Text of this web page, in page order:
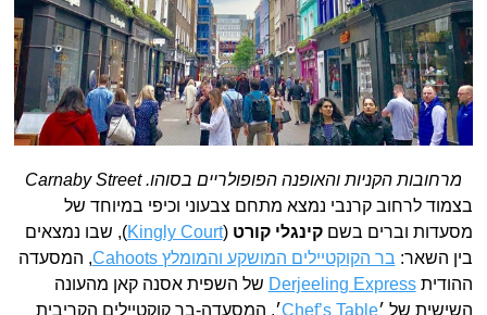
מרחובות הקניות והאופנה הפופולריים בסוהו. Carnaby Street
בצמוד לרחוב קרנבי נמצא מתחם צבעוני וכיפי במיוחד של
מסעדות וברים בשםקינגלי קורט (
Kingly Court), שבו נמצאים
בין השאר: בר הקוקטיילים המושקע והמומלץ Cahoots
, המסעדה
ההודיתDerjeeling Express של השפית אסנה קאן מהעונה
השישית של ׳Chef’s Table׳, המסעדה-בר קוקטיילים הקריבית